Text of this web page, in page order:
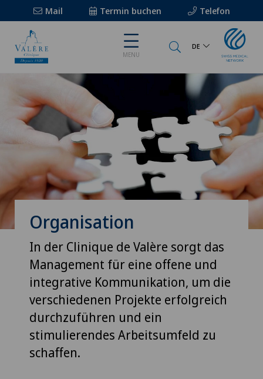
Mail Termin buchen Telefon
MENU
DE
Organisation
In der Clinique de Valère sorgt das
Management für eine offene und
integrative Kommunikation, um die
verschiedenen Projekte erfolgreich
durchzuführen und ein
stimulierendes Arbeitsumfeld zu
schaffen.